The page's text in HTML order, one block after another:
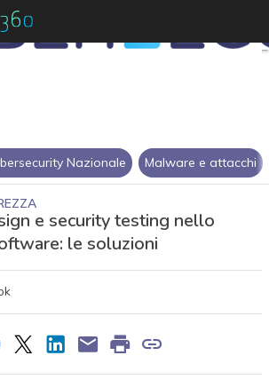
Nazionale Malware e attacchi
e security testing nello
le soluzioni